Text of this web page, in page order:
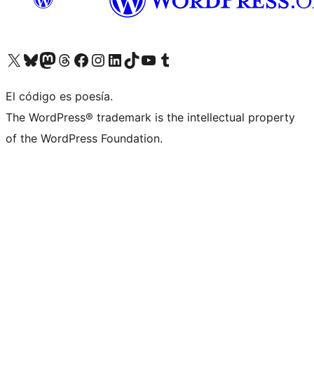
Visita nuestra cuenta de X (anteriormente Twitter)
Visita nuestra cuenta de Bluesky
Visita nuestra cuenta de Mastodon
Visita nuestra cuenta de Threads
Visita nuestra página de Facebook
Visita nuestra cuenta de Instagram
Visita nuestra cuenta de LinkedIn
Visita nuestra cuenta de TikTok
Visita nuestro canal de YouTube
Visita nuestra cuenta de Tumblr
El código es poesía.
The WordPress® trademark is the intellectual property
of the WordPress Foundation.